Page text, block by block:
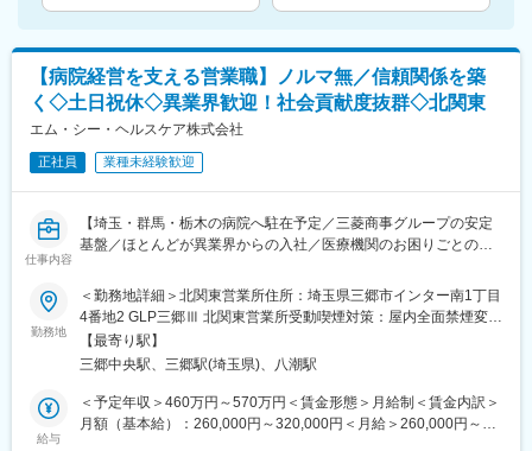
【病院経営を支える営業職】ノルマ無／信頼関係を築
く◇土日祝休◇異業界歓迎！社会貢献度抜群◇北関東
エム・シー・ヘルスケア株式会社
正社員 業種未経験歓迎
仕事内容
【埼玉・群馬・栃木の病院へ駐在予定／三菱商事グループの安定
基盤／ほとんどが異業界からの入社／医療機関のお困りごとの調
■職務内容：
当社は、病院経営のパートナーとして、病院で使用する医療材料
や医薬品の調達、物品管理や、医療材料費に関する削減の提案を
行っております。
本ポジションでは、基本的には顧客となる病院に常駐し、医療現
場の後方支援に必要な業務に取り組んでいただきます。
勤務地
＜勤務地詳細＞北関東営業所住所：埼玉県三郷市インター南1丁目
4番地2 GLP三郷Ⅲ 北関東営業所受動喫煙対策：屋内全面禁煙変更
の範囲：会社の定める事業所
【最寄り駅】
三郷中央駅、三郷駅(埼玉県)、八潮駅
給与
＜予定年収＞460万円～570万円＜賃金形態＞月給制＜賃金内訳＞
月額（基本給）：260,000円～320,000円＜月給＞260,000円～